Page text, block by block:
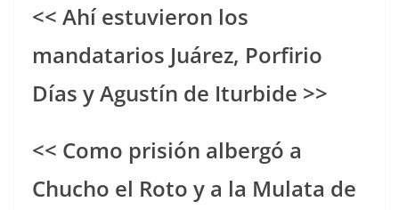
<< Ahí estuvieron los
mandatarios Juárez, Porfirio
Días y Agustín de Iturbide >>
<< Como prisión albergó a
Chucho el Roto y a la Mulata de